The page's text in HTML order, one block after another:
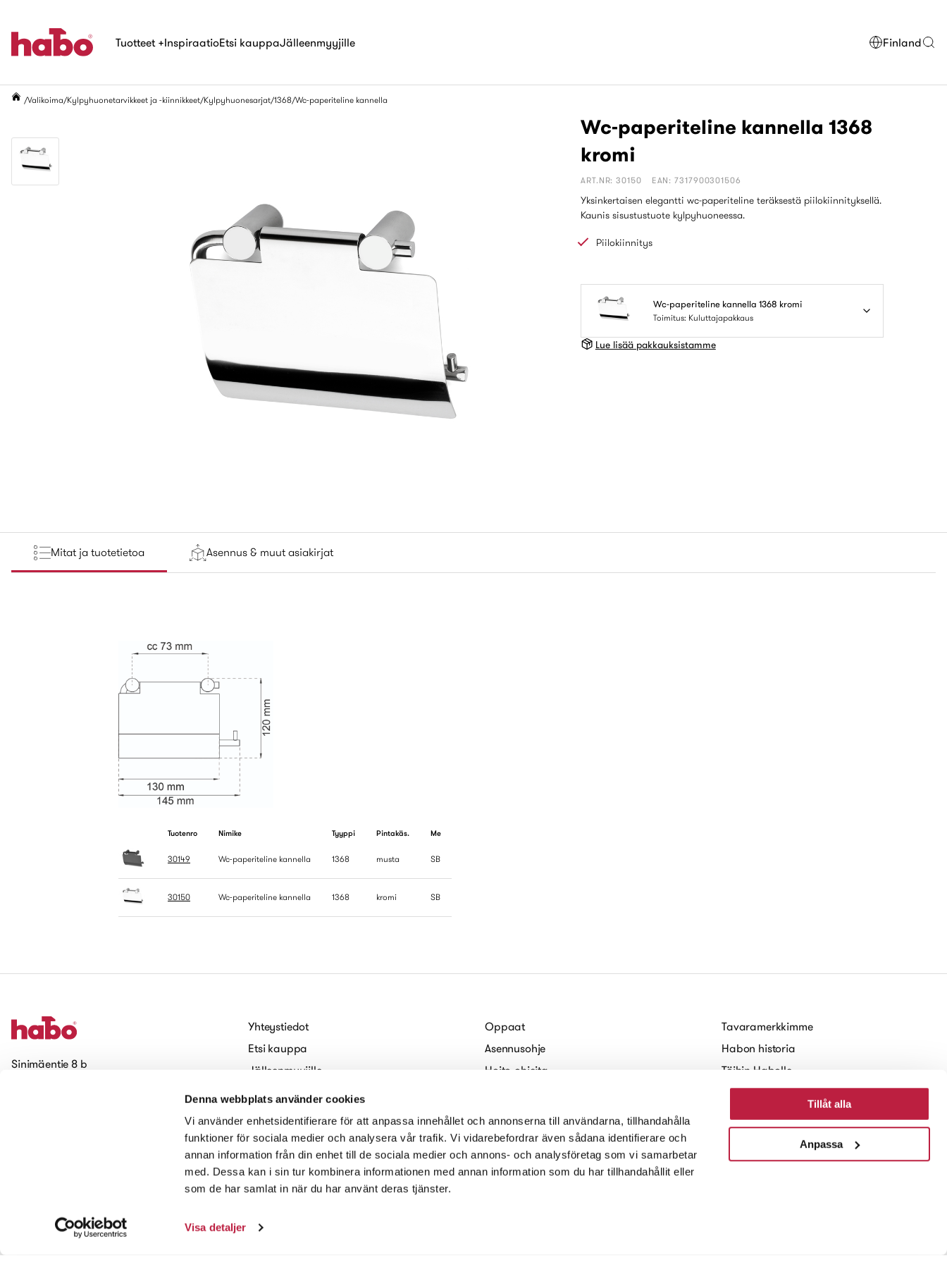
Denna webbplats använder cookies
Vi använder enhetsidentifierare för att anpassa innehållet och annonserna till användarna, tillhandahålla
funktioner för sociala medier och analysera vår trafik. Vi vidarebefordrar även sådana identifierare och
annan information från din enhet till de sociala medier och annons- och analysföretag som vi samarbetar
med. Dessa kan i sin tur kombinera informationen med annan information som du har tillhandahållit eller
som de har samlat in när du har använt deras tjänster.
Visa detaljer
Tillåt alla
Anpassa
Tuotteet +InspiraatioEtsi kauppaJälleenmyyjille Finland
Valikoima Kylpyhuonetarvikkeet ja -kiinnikkeet Kylpyhuonesarjat 1368 Wc-paperiteline kannella
Wc-paperiteline kannella 1368
kromi
ART.NR: 30150 EAN: 7317900301506
Yksinkertaisen elegantti wc-paperiteline teräksestä piilokiinnityksellä.
Kaunis sisustustuote kylpyhuoneessa.
Piilokiinnitys
Wc-paperiteline kannella 1368 kromi
Toimitus: Kuluttajapakkaus
Lue lisää pakkauksistamme
Mitat ja tuotetietoa Asennus & muut asiakirjat
Tuotenro Nimike Tyyppi Pintakäs. Me
30149 Wc-paperiteline kannella 1368 musta SB
30150 Wc-paperiteline kannella 1368 kromi SB
Sinimäentie 8 b
Yhteystiedot
Etsi kauppa
Jälleenmyyjille
Töihin Habolle
Evästeet (Cookies)
Saavutettavuusseloste
Oppaat
Asennusohje
Hoito-ohjeita
Sähköiset esitteet
Tavaramerkkimme
Habon historia
Töihin Habolle
Kestävä kehitys